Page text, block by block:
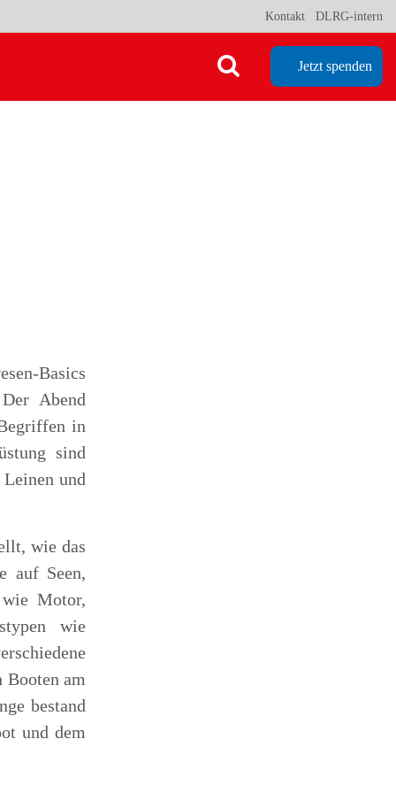
Kontakt DLRG-intern
Jetzt spenden
Basics
Abend
in
sind
und
wie das
auf Seen,
Motor,
wie
Booten am
bestand
und dem